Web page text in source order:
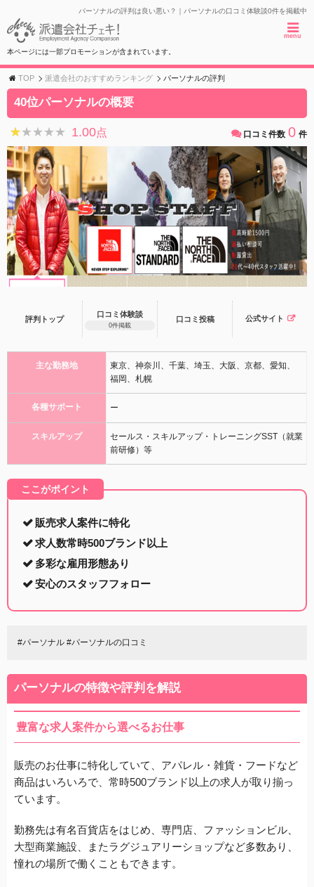
パーソナルの評判は良い悪い？｜パーソナルの口コミ体験談0件を掲載中
menu
本ページには一部プロモーションが含まれています。
TOP 派遣会社のおすすめランキング パーソナルの評判
40位パーソナルの概要
★★★★★
★★★★★ 1.00点 口コミ件数 0 件
評判トップ
口コミ体験談
0件掲載
口コミ 投稿 公式サイト
主な勤務地
東京、神奈川、千葉、埼玉、大阪、京都、愛知、
福岡、札幌
各種サポート ー
スキルアップ
セールス・スキルアップ・トレーニングSST（就業
前研修）等
ここがポイント
販売求人案件に特化
求人数常時500ブランド以上
多彩な雇用形態あり
安心のスタッフフォロー
#パーソナル #パーソナルの口コミ
パーソナルの特徴や評判を解説
豊富な求人案件から選べるお仕事
販売のお仕事に特化していて、 アパレル・雑貨・フードなど
商品はいろいろで、常時500ブランド以上の求人が取り揃っ
ています。
勤務先は有名百貨店をはじめ、専門店、ファッションビル、
大型商業施設、またラグジュアリーショップなど多数あり、
憧れの場所で働くこともできます。